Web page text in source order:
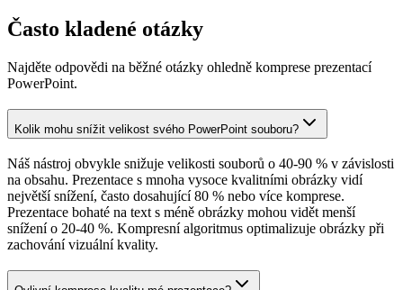
Často kladené otázky
Najděte odpovědi na běžné otázky ohledně komprese prezentací
PowerPoint.
Kolik mohu snížit velikost svého PowerPoint souboru?
Náš nástroj obvykle snižuje velikosti souborů o 40-90 % v závislosti
na obsahu. Prezentace s mnoha vysoce kvalitními obrázky vidí
největší snížení, často dosahující 80 % nebo více komprese.
Prezentace bohaté na text s méně obrázky mohou vidět menší
snížení o 20-40 %. Kompresní algoritmus optimalizuje obrázky při
zachování vizuální kvality.